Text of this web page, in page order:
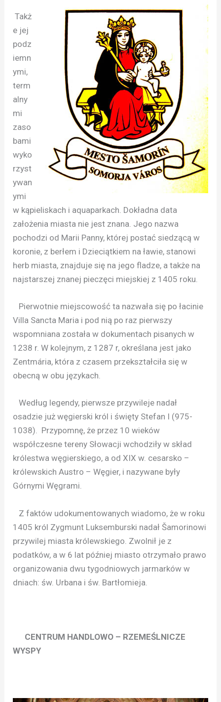
Takż
e jej
podz
iemn
ymi,
term
alny
mi
zaso
bami
wyko
rzyst
ywan
ymi
w kąpieliskach i aquaparkach. Dokładna data
założenia miasta nie jest znana. Jego nazwa
pochodzi od Marii Panny, której postać siedzącą w
koronie, z berłem i Dzieciątkiem na ławie, stanowi
herb miasta, znajduje się na jego fladze, a także na
najstarszej znanej pieczęci miejskiej z 1405 roku.
Pierwotnie miejscowość ta nazwała się po łacinie
Villa Sancta Maria i pod nią po raz pierwszy
wspomniana została w dokumentach pisanych w
1238 r. W kolejnym, z 1287 r, określana jest jako
Zentmária, która z czasem przekształciła się w
obecną w obu językach.
Według legendy, pierwsze przywileje nadał
osadzie już węgierski król i święty Stefan I (975-
1038). Przypomnę, że przez 10 wieków
współczesne tereny Słowacji wchodziły w skład
królestwa węgierskiego, a od XIX w. cesarsko –
królewskich Austro – Węgier, i nazywane były
Górnymi Węgrami.
Z faktów udokumentowanych wiadomo, że w roku
1405 król Zygmunt Luksemburski nadał Šamorinowi
przywilej miasta królewskiego. Zwolnił je z
podatków, a w 6 lat później miasto otrzymało prawo
organizowania dwu tygodniowych jarmarków w
dniach: św. Urbana i św. Bartłomieja.
CENTRUM HANDLOWO – RZEMEŚLNICZE
WYSPY